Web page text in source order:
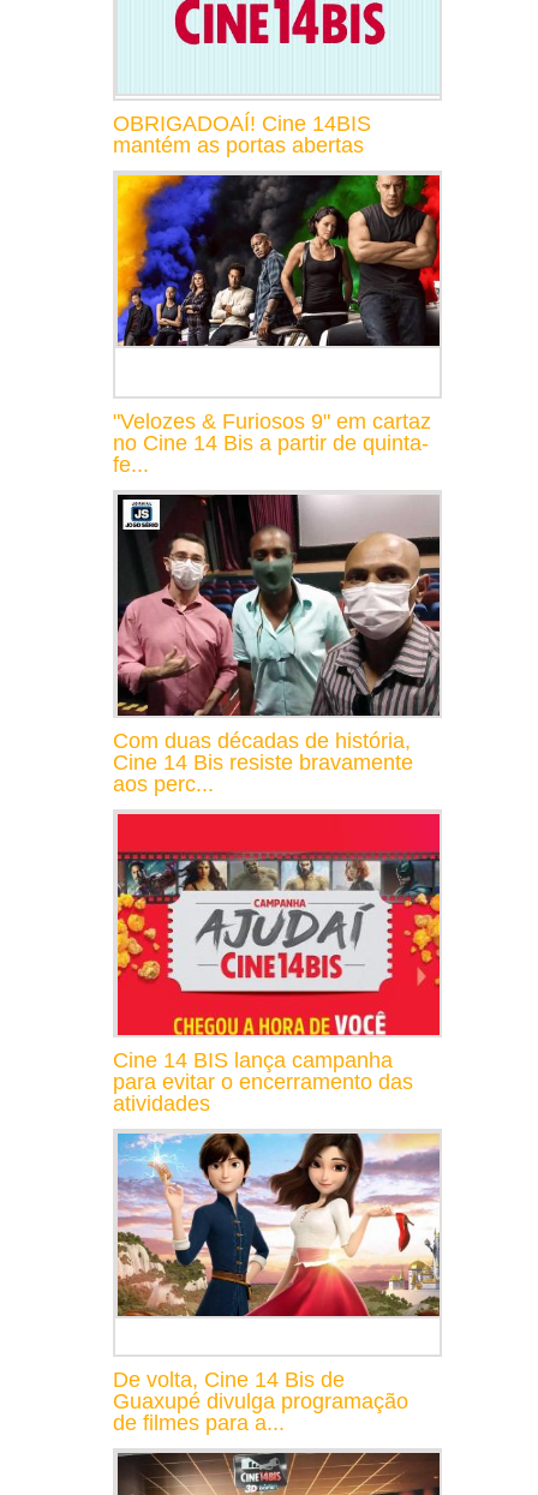
OBRIGADOAÍ! Cine 14BIS
mantém as portas abertas
"Velozes & Furiosos 9" em cartaz
no Cine 14 Bis a partir de quinta-
fe...
Com duas décadas de história,
Cine 14 Bis resiste bravamente
aos perc...
Cine 14 BIS lança campanha
para evitar o encerramento das
atividades
De volta, Cine 14 Bis de
Guaxupé divulga programação
de filmes para a...